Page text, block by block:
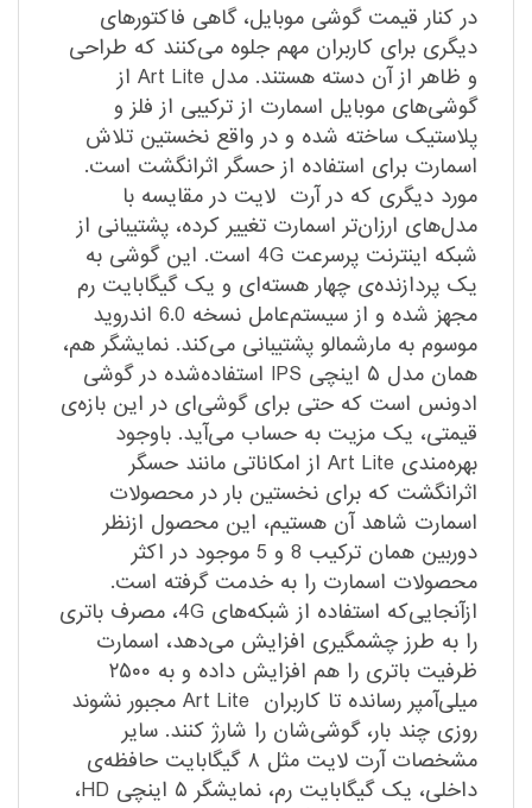
در کنار قیمت گوشی موبایل، گاهی فاکتورهای
دیگری برای کاربران مهم جلوه می‌کنند که طراحی
و ظاهر از آن دسته هستند. مدل Art Lite از
گوشی‌های موبایل اسمارت از ترکیبی از فلز و
پلاستیک ساخته شده‌ و در واقع نخستین تلاش
اسمارت برای استفاده از حسگر اثرانگشت است.
مورد دیگری که در آرت لایت در مقایسه با
مدل‌های ارزان‌تر اسمارت تغییر کرده، پشتیبانی از
شبکه اینترنت پرسرعت 4G است. این گوشی به
یک پردازنده‌ی چهار هسته‌ای و یک گیگابایت رم
مجهز شده و از سیستم‌عامل نسخه 6.0 اندروید
موسوم به مارشمالو پشتیبانی می‌کند. نمایشگر هم،
همان مدل ۵ اینچی IPS استفاده‌شده در گوشی
ادونس است که حتی برای گوشی‌ای در این بازه‌ی
قیمتی، یک مزیت به حساب می‌آید. باوجود
بهره‌مندی Art Lite از امکاناتی مانند حسگر
اثرانگشت که برای نخستین بار در محصولات
اسمارت شاهد آن هستیم، این محصول ازنظر
دوربین همان ترکیب 8 و 5 موجود در اکثر
محصولات اسمارت را به خدمت گرفته است.
ازآنجایی‌که استفاده از شبکه‌های 4G، مصرف باتری
را به طرز چشمگیری افزایش می‌دهد، اسمارت
ظرفیت باتری را هم افزایش داده و به ۲۵۰۰
میلی‌آمپر رسانده تا کاربران Art Lite مجبور نشوند
روزی چند بار، گوشی‌شان را شارژ کنند. سایر
مشخصات آرت لایت مثل ۸ گیگابایت حافظه‌ی
داخلی، یک گیگابایت رم، نمایشگر ۵ اینچی HD،